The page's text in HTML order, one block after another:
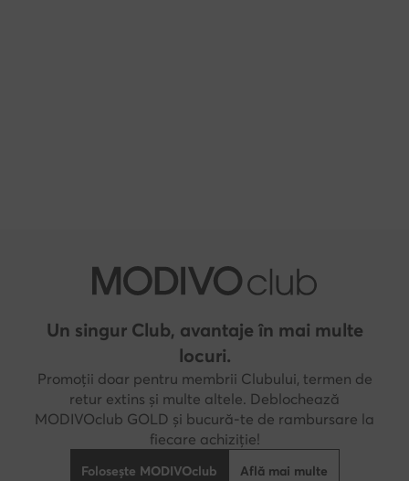
Un singur Club, avantaje în mai multe
locuri.
Promoții doar pentru membrii Clubului, termen de
retur extins și multe altele. Deblochează
MODIVOclub GOLD și bucură-te de rambursare la
fiecare achiziție!
Folosește MODIVOclub Află mai multe